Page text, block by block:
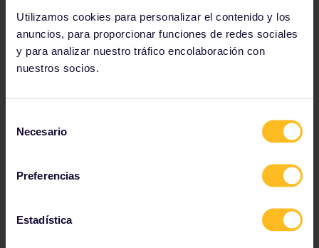
Utilizamos cookies para personalizar el contenido y los
anuncios, para proporcionar funciones de redes sociales
y para analizar nuestro tráfico encolaboración con
nuestros socios.
Necesario
Preferencias
Estadística
Admira las maravillas de otra época en Roma,